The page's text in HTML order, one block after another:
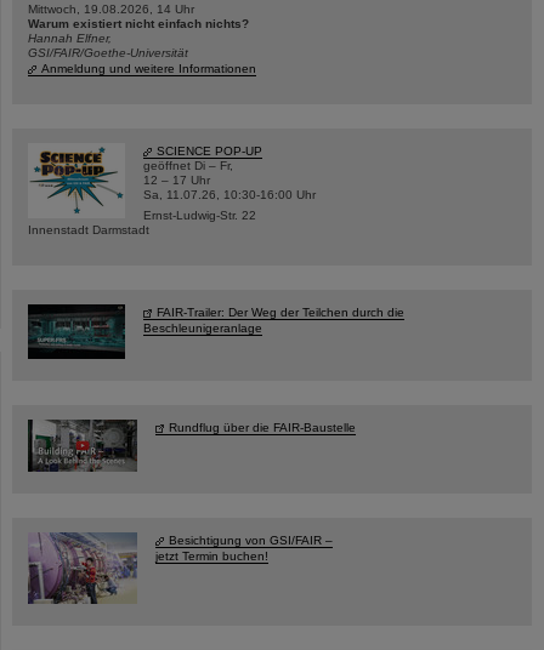
Mittwoch, 19.08.2026, 14 Uhr
Warum existiert nicht einfach nichts?
Hannah Elfner,
GSI/FAIR/Goethe-Universität
Anmeldung und weitere Informationen
SCIENCE POP-UP
geöffnet Di – Fr,
12 – 17 Uhr
Sa, 11.07.26, 10:30-16:00 Uhr
Ernst-Ludwig-Str. 22
Innenstadt Darmstadt
FAIR-Trailer: Der Weg der Teilchen durch die
Beschleunigeranlage
Rundflug über die FAIR-Baustelle
Besichtigung von GSI/FAIR –
jetzt Termin buchen!